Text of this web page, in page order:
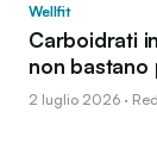
Wellfit
Carboidrati
non bastano
2 luglio 2026 ·